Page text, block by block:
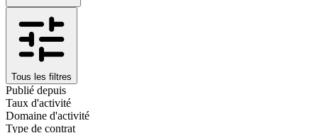
Tous les filtres
Publié depuis
Taux d'activité
Domaine d'activité
Type de contrat